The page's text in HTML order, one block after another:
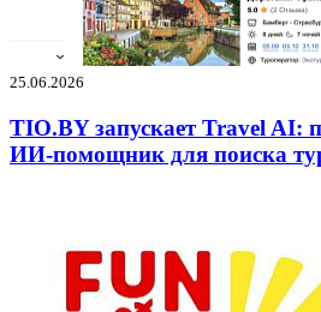
25.06.2026
TIO.BY запускает Travel AI:
ИИ-помощник для поиска